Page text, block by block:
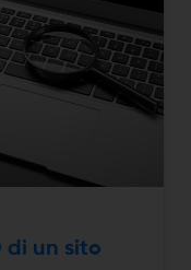
di un sito